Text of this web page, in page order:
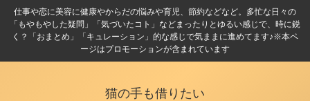
仕事や恋に美容に健康やからだの悩みや育児、節約などなど。多忙な日々の
「もやもやした疑問」「気づいたコト」などまったりとゆるい感じで、時に鋭
く？「おまとめ」「キュレーション」的な感じで気ままに進めてます♪※本ペ
ージはプロモーションが含まれています
猫の手も借りたい